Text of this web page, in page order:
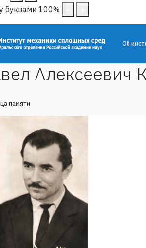
буквами 100%
Об
Алексеевич
памяти